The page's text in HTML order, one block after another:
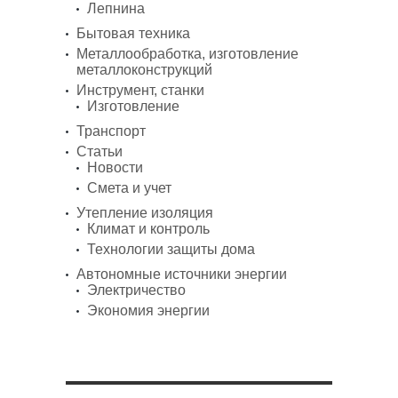
Лепнина
Бытовая техника
Металлообработка, изготовление
металлоконструкций
Инструмент, станки
Изготовление
Транспорт
Статьи
Новости
Смета и учет
Утепление изоляция
Климат и контроль
Технологии защиты дома
Автономные источники энергии
Электричество
Экономия энергии